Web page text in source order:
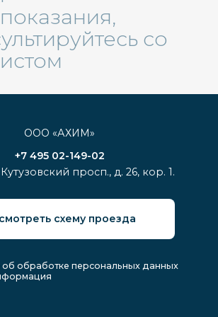
мы понимаем, за
что мы платим.
Отзыв из Яндекс
со
ООО «АХИМ»
+7 495 02-149-02
просп., д. 26, кор. 1.
схему проезда
обработке персональных данных